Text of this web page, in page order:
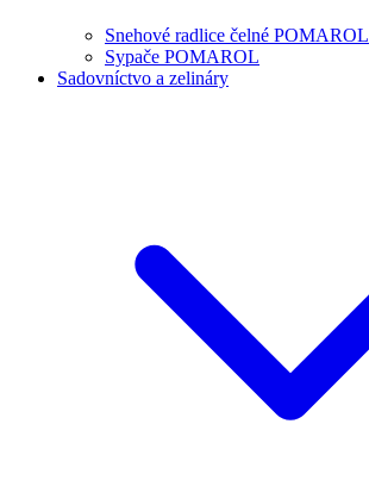
Snehové radlice čelné POMAROL
Sypače POMAROL
Sadovníctvo a zelináry